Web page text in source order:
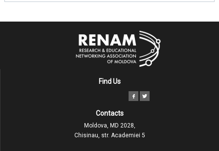
Find Us
Contacts
Moldova, MD 2028,
Chisinau, str. Academiei 5